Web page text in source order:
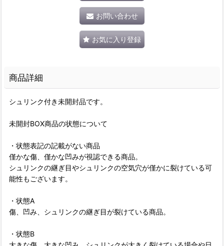
お問い合わせ
お気に入り登録
商品詳細
シュリンク付き未開封品です。
未開封BOX商品の状態について
・状態表記の記載がない商品
僅かな傷、僅かな凹みが視認できる商品。
シュリンクの継ぎ目やシュリンクの空気穴が僅かに裂けている可
能性もございます。
・状態A
傷、凹み、シュリンクの継ぎ目が裂けている商品。
・状態B